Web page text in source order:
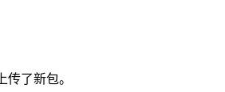
了新包。